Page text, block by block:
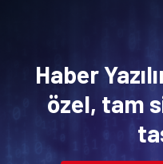
Haber
özel, tam